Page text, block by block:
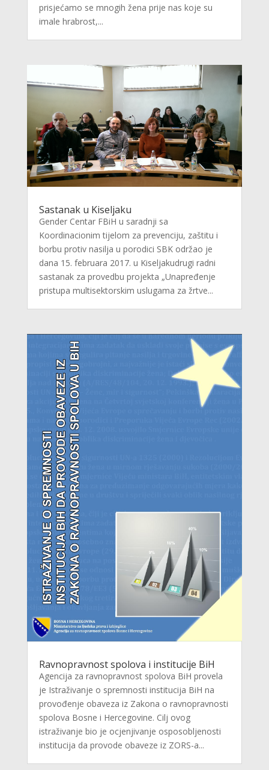
prisjećamo se mnogih žena prije nas koje su
imale hrabrost,...
Sastanak u Kiseljaku
Gender Centar FBiH u saradnji sa
Koordinacionim tijelom za prevenciju, zaštitu i
borbu protiv nasilja u porodici SBK održao je
dana 15. februara 2017. u Kiseljakudrugi radni
sastanak za provedbu projekta „Unapređenje
pristupa multisektorskim uslugama za žrtve...
Ravnopravnost spolova i institucije BiH
Agencija za ravnopravnost spolova BiH provela
je Istraživanje o spremnosti institucija BiH na
provođenje obaveza iz Zakona o ravnopravnosti
spolova Bosne i Hercegovine. Cilj ovog
istraživanje bio je ocjenjivanje osposobljenosti
institucija da provode obaveze iz ZORS-a...